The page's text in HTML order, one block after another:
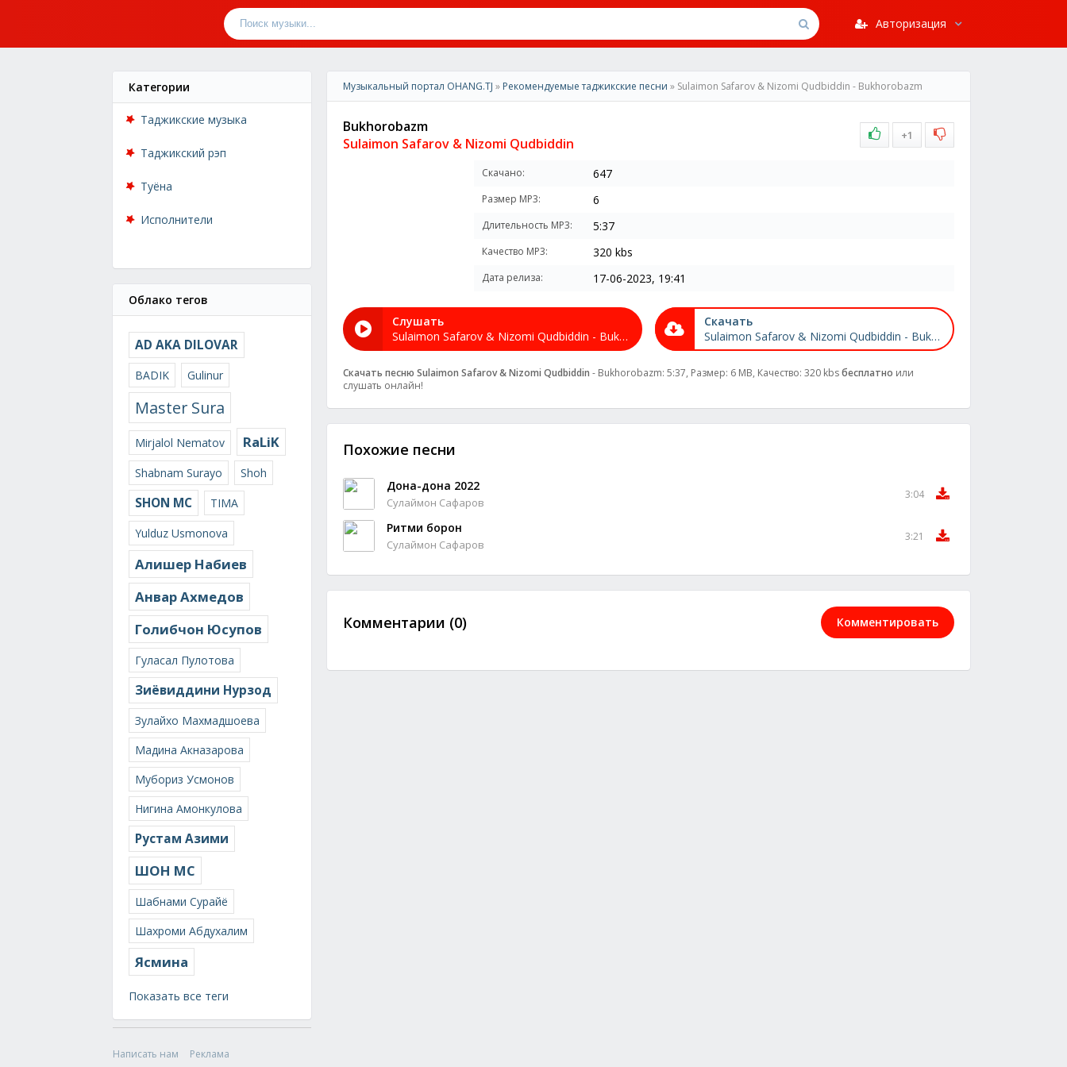
Авторизация
Категории
Таджикские музыка
Таджикский рэп
Туёна
Исполнители
Облако тегов
AD AKA DILOVAR
BADIK Gulinur
Master Sura
Mirjalol Nematov RaLiK
Shabnam Surayo Shoh
SHON MC
TIMA
Yulduz Usmonova
Алишер Набиев
Анвар Ахмедов
Голибчон Юсупов
Гуласал Пулотова
Зиёвиддини Нурзод
Зулайхо Махмадшоева
Мадина Акназарова
Мубориз Усмонов
Нигина Амонкулова
Рустам Азими
ШОН МС
Шабнами Сурайё
Шахроми Абдухалим
Ясмина
Показать все теги
Написать нам
Реклама
Музыкальный портал OHANG.TJ » Рекомендуемые таджикские песни » Sulaimon Safarov & Nizomi Qudbiddin - Bukhorobazm
Bukhorobazm
Sulaimon Safarov & Nizomi Qudbiddin
+1
Скачано: 647
Размер MP3: 6
Длительность MP3: 5:37
Качество MP3: 320 kbs
Дата релиза: 17-06-2023, 19:41
Слушать
Sulaimon Safarov & Nizomi Qudbiddin - Bukhorobazm
Скачать
Sulaimon Safarov & Nizomi Qudbiddin - Bukhorobazm
Скачать песню Sulaimon Safarov & Nizomi Qudbiddin - Bukhorobazm: 5:37, Размер: 6 MB, Качество: 320 kbsбесплатно или
слушать онлайн!
Похожие песни
Дона-дона 2022
Сулаймон Сафаров
3:04
Ритми борон
Сулаймон Сафаров
3:21
Комментарии (0) Комментировать